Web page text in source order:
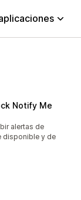
Notify Me
alertas de
disponible y de